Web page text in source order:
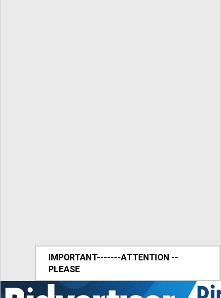
IMPORTANT-------ATTENTION --
PLEASE